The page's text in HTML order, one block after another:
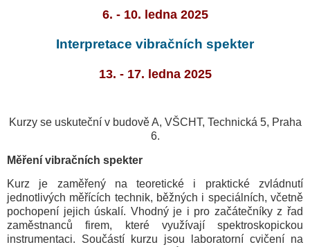
6. - 10. ledna 2025
Interpretace vibračních spekter
13. - 17. ledna 2025
Kurzy se uskuteční v budově A, VŠCHT, Technická 5, Praha
6.
Měření vibračních spekter
Kurz je zaměřený na teoretické i praktické zvládnutí
jednotlivých měřících technik, běžných i speciálních, včetně
pochopení jejich úskalí. Vhodný je i pro začátečníky z řad
zaměstnanců firem, které využívají spektroskopickou
instrumentaci. Součástí kurzu jsou laboratorní cvičení na